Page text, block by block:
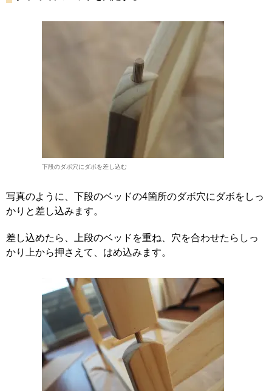
下段のダボ穴にダボを差し込む
写真のように、下段のベッドの4箇所のダボ穴にダボをしっ
かりと差し込みます。
差し込めたら、上段のベッドを重ね、穴を合わせたらしっ
かり上から押さえて、はめ込みます。